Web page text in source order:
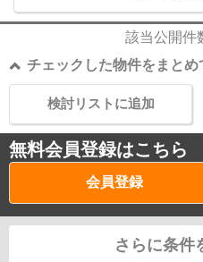
該当公開件
チェックした物件をまとめ
検討リストに追加
無料会員登録はこちら
会員登録
さらに条件